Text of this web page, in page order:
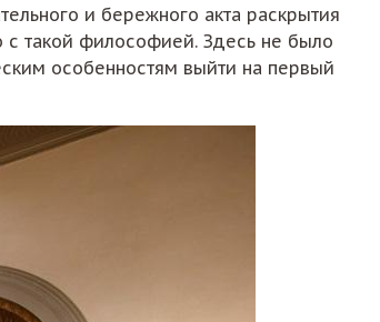
и бережного акта раскрытия
такой философией. Здесь не было
особенностям выйти на первый